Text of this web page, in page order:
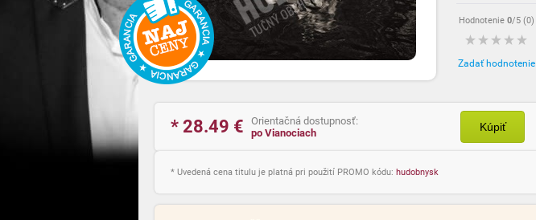
Hodnotenie 0/5 (0)
Zadať hodnotenie
* 28.49 €
Orientačná dostupnosť:
po Vianociach
Kúpiť
* Uvedená cena titulu je platná pri použití PROMO kódu: hudobnysk